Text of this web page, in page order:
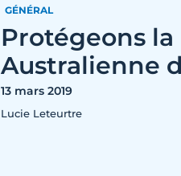
GÉNÉRAL
Protégeons
Australienne
13 mars 2019
Lucie Leteurtre